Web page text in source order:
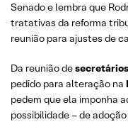
Senado e lembra que
tratativas da reforma
reunião para ajustes de
Da reunião de
pedido para alteração na
pedem que ela imponha
possibilidade – de